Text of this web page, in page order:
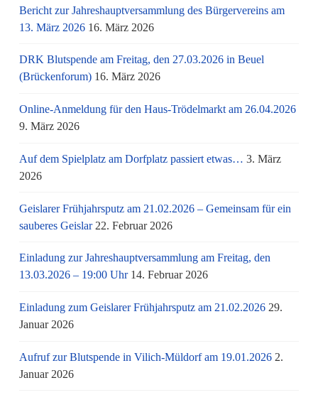
Bericht zur Jahreshauptversammlung des Bürgervereins am
13. März 2026 16. März 2026
DRK Blutspende am Freitag, den 27.03.2026 in Beuel
(Brückenforum) 16. März 2026
Online-Anmeldung für den Haus-Trödelmarkt am 26.04.2026
9. März 2026
Auf dem Spielplatz am Dorfplatz passiert etwas… 3. März
2026
Geislarer Frühjahrsputz am 21.02.2026 – Gemeinsam für ein
sauberes Geislar 22. Februar 2026
Einladung zur Jahreshauptversammlung am Freitag, den
13.03.2026 – 19:00 Uhr 14. Februar 2026
Einladung zum Geislarer Frühjahrsputz am 21.02.2026 29.
Januar 2026
Aufruf zur Blutspende in Vilich-Müldorf am 19.01.2026 2.
Januar 2026